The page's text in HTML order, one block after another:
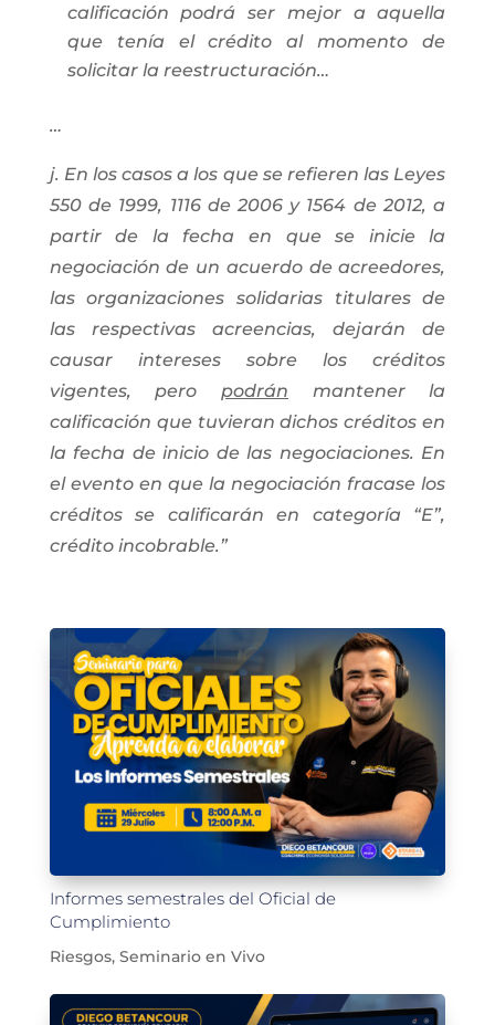
calificación podrá ser mejor a aquella
que tenía el crédito al momento de
solicitar la reestructuración…
…
j. En los casos a los que se refieren las Leyes
550 de 1999, 1116 de 2006 y 1564 de 2012, a
partir de la fecha en que se inicie la
negociación de un acuerdo de acreedores,
las organizaciones solidarias titulares de
las respectivas acreencias, dejarán de
causar intereses sobre los créditos
vigentes, pero podrán mantener la
calificación que tuvieran dichos créditos en
la fecha de inicio de las negociaciones. En
el evento en que la negociación fracase los
créditos se calificarán en categoría “E”,
crédito incobrable.”
Informes semestrales del Oficial de
Cumplimiento
Riesgos, Seminario en Vivo